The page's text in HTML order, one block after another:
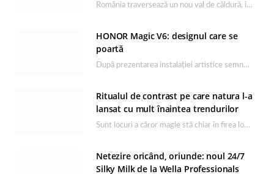
România traversează un nou val de căldură, iar rutina de îngrijire capătă un rol esențial…
HONOR Magic V6: designul care se
poartă
După prezentarea instalației artistice semnată de Catrinel Săbăciag în cadrul evenimentului de lansare HONOR Magic…
Ritualul de contrast pe care natura l-a
lansat cu mult înaintea trendurilor
Sunt locuri a căror magie stă chiar în firea lor naturală, iar Lacul Ursu din…
Netezire oricând, oriunde: noul 24/7
Silky Milk de la Wella Professionals